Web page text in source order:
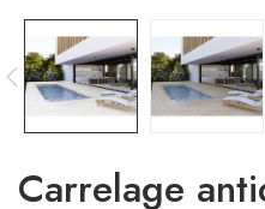
Carrelage